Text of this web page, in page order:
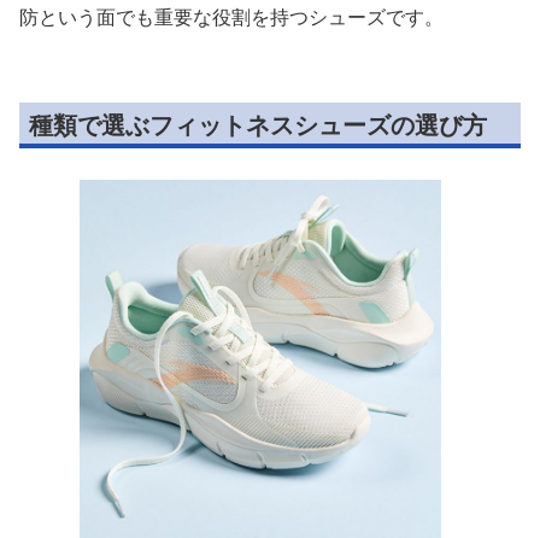
防という面でも重要な役割を持つシューズです。
種類で選ぶフィットネスシューズの選び方